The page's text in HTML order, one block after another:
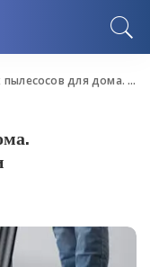
для дома. Преимущества и особенности